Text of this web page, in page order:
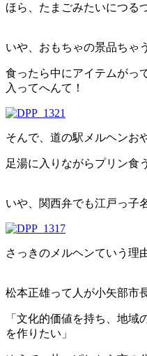
ほら、たまごみたいにつる
いや、おもちゃの景品ちゃ
食ったら中にアイテムがっ
入ってへんて！
そんで、道の駅メルヘンお
足湯に入りながらプリン食
いや、関西弁でも江戸っ子
さっきのメルヘンていう理
松本正雄って人が小矢部市
「文化的価値を持ち、地
を作りたい」